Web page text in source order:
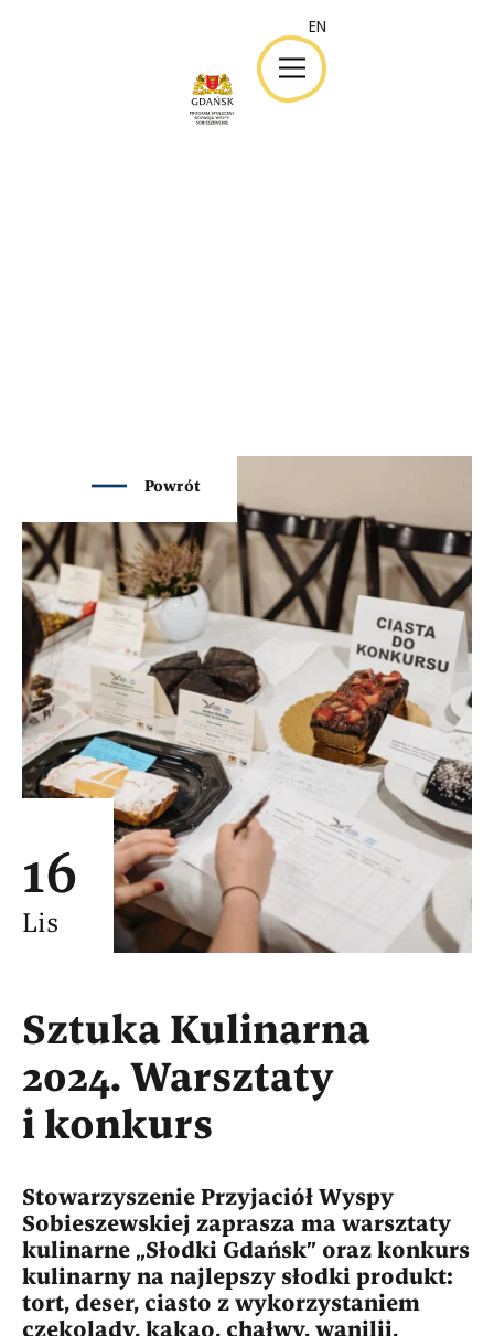
EN
Powrót
16
Lis
Sztuka Kulinarna
2024. Warsztaty
i konkurs
Stowarzyszenie Przyjaciół Wyspy
Sobieszewskiej zaprasza ma warsztaty
kulinarne „Słodki Gdańsk” oraz konkurs
kulinarny na najlepszy słodki produkt:
tort, deser, ciasto z wykorzystaniem
czekolady, kakao, chałwy, wanilii,